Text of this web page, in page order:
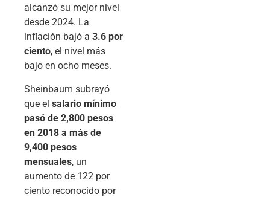
alcanzó su mejor nivel
desde 2024. La
inflación bajó a 3.6 por
ciento, el nivel más
bajo en ocho meses.
Sheinbaum subrayó
que el salario mínimo
pasó de 2,800 pesos
en 2018 a más de
9,400 pesos
mensuales, un
aumento de 122 por
ciento reconocido por